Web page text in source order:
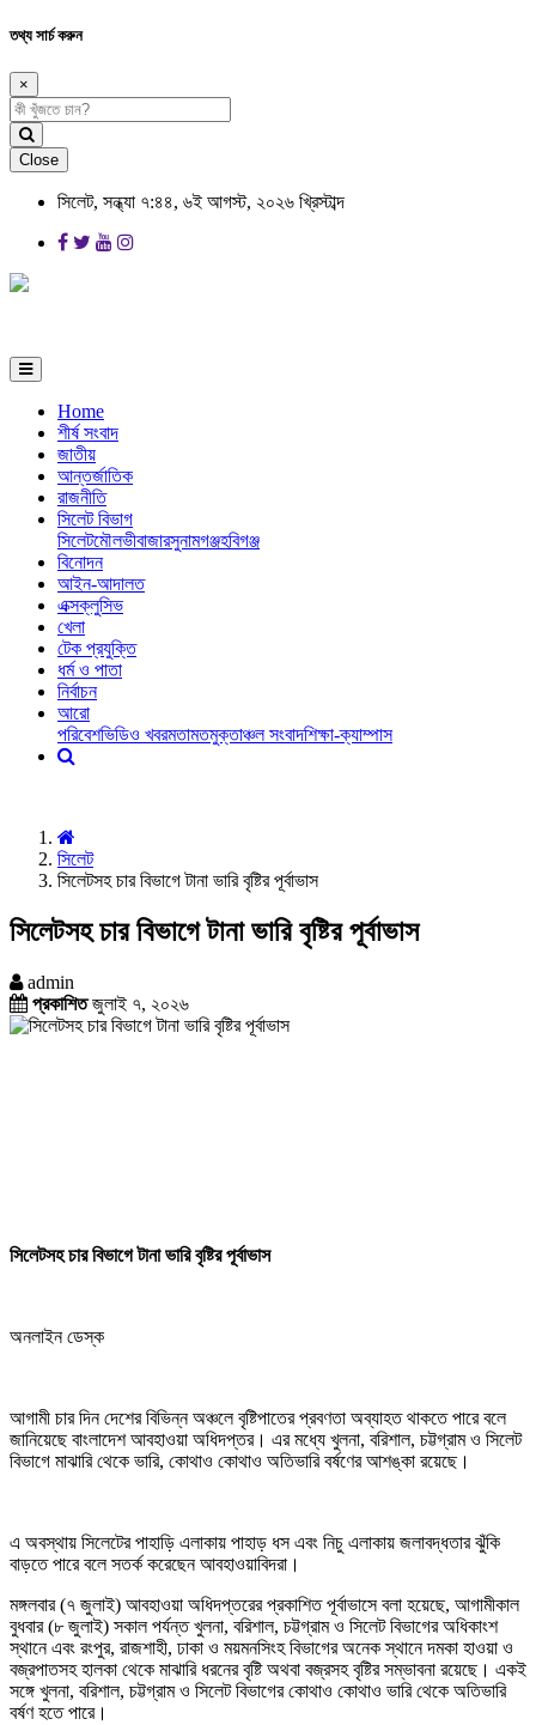
তথ্য সার্চ করুন
×
Close
সিলেট, সন্ধ্যা ৭:৪৪, ৬ই আগস্ট, ২০২৬ খ্রিস্টাব্দ
Home
শীর্ষ সংবাদ
জাতীয়
আন্তর্জাতিক
রাজনীতি
সিলেট বিভাগ
সিলেটমৌলভীবাজারসুনামগঞ্জহবিগঞ্জ
বিনোদন
আইন-আদালত
এক্সক্লুসিভ
খেলা
টেক প্রযুক্তি
ধর্ম ও পাতা
নির্বাচন
আরো
পরিবেশভিডিও খবরমতামতমুক্তাঞ্চল সংবাদশিক্ষা-ক্যাম্পাস
সিলেট
সিলেটসহ চার বিভাগে টানা ভারি বৃষ্টির পূর্বাভাস
সিলেটসহ চার বিভাগে টানা ভারি বৃষ্টির পূর্বাভাস
admin
প্রকাশিতজুলাই ৭, ২০২৬
সিলেটসহ চার বিভাগে টানা ভারি বৃষ্টির পূর্বাভাস
অনলাইন ডেস্ক
আগামী চার দিন দেশের বিভিন্ন অঞ্চলে বৃষ্টিপাতের প্রবণতা অব্যাহত থাকতে পারে বলে
জানিয়েছে বাংলাদেশ আবহাওয়া অধিদপ্তর। এর মধ্যে খুলনা, বরিশাল, চট্টগ্রাম ও সিলেট
বিভাগে মাঝারি থেকে ভারি, কোথাও কোথাও অতিভারি বর্ষণের আশঙ্কা রয়েছে।
এ অবস্থায় সিলেটের পাহাড়ি এলাকায় পাহাড় ধস এবং নিচু এলাকায় জলাবদ্ধতার ঝুঁকি
বাড়তে পারে বলে সতর্ক করেছেন আবহাওয়াবিদরা।
মঙ্গলবার (৭ জুলাই) আবহাওয়া অধিদপ্তরের প্রকাশিত পূর্বাভাসে বলা হয়েছে, আগামীকাল
বুধবার (৮ জুলাই) সকাল পর্যন্ত খুলনা, বরিশাল, চট্টগ্রাম ও সিলেট বিভাগের অধিকাংশ
স্থানে এবং রংপুর, রাজশাহী, ঢাকা ও ময়মনসিংহ বিভাগের অনেক স্থানে দমকা হাওয়া ও
বজ্রপাতসহ হালকা থেকে মাঝারি ধরনের বৃষ্টি অথবা বজ্রসহ বৃষ্টির সম্ভাবনা রয়েছে। একই
সঙ্গে খুলনা, বরিশাল, চট্টগ্রাম ও সিলেট বিভাগের কোথাও কোথাও ভারি থেকে অতিভারি
বর্ষণ হতে পারে।